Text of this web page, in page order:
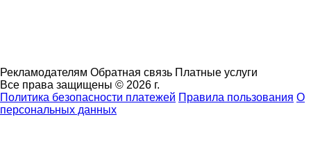
Рекламодателям Обратная связь Платные услуги
Все права защищены © 2026 г.
Политика безопасности платежей Правила пользования О
персональных данных